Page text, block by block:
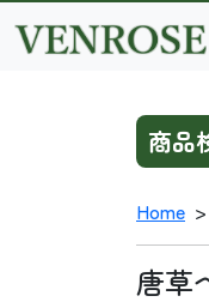
商品
Home
唐草